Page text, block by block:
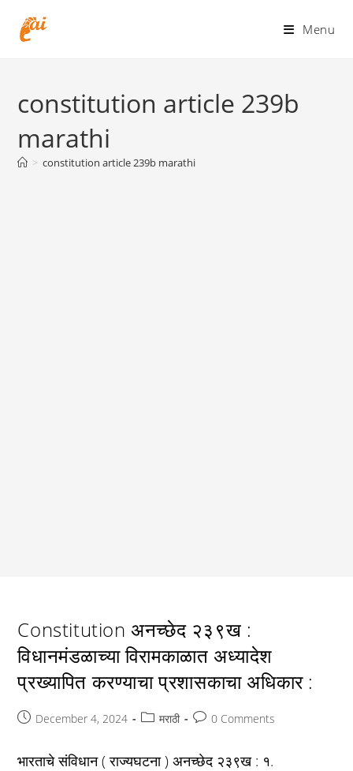
Menu
constitution article 239b
marathi
> constitution article 239b marathi
Constitution अनच्छेद २३९ख :
विधानमंडळाच्या विरामकाळात अध्यादेश
प्रख्यापित करण्याचा प्रशासकाचा अधिकार :
PostDecember 4, 2024
Postमराठी
Post0 Comments
भारताचे संविधान ( राज्यघटना ) अनच्छेद २३९ख : १.